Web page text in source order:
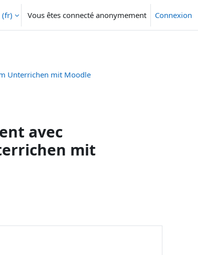
‎(fr)‎ Vous êtes connecté anonymement Connexion
Unterrichen mit Moodle
avec
mit